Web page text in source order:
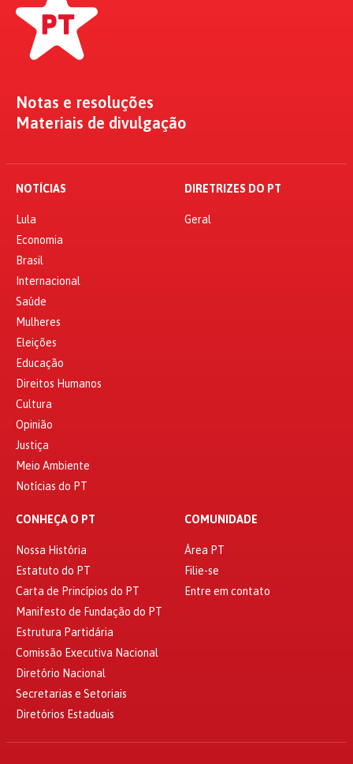
Notas e resoluções
Materiais de divulgação
NOTÍCIAS
Lula
Economia
Brasil
Internacional
Saúde
Mulheres
Eleições
Educação
Direitos Humanos
Cultura
Opinião
Justiça
Meio Ambiente
Notícias do PT
DIRETRIZES DO PT
Geral
CONHEÇA O PT
Nossa História
Estatuto do PT
Carta de Princípios do PT
Manifesto de Fundação do PT
Estrutura Partidária
Comissão Executiva Nacional
Diretório Nacional
Secretarias e Setoriais
Diretórios Estaduais
COMUNIDADE
Área PT
Filie-se
Entre em contato